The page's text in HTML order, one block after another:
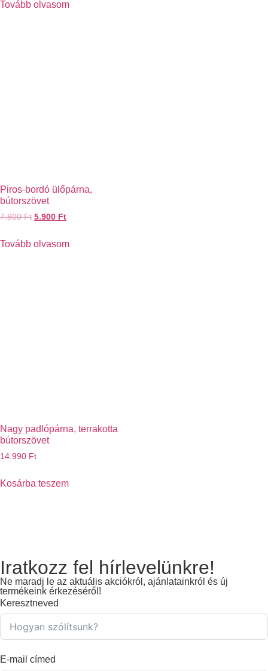
Tovább olvasom
Piros-bordó ülőpárna,
bútorszövet
7.800Ft 5.900 Ft
Tovább olvasom
Nagy padlópárna, terrakotta
bútorszövet
14.990 Ft
Kosárba teszem
Iratkozz fel hírlevelünkre!
Ne maradj le az aktuális akciókról, ajánlatainkról és új
termékeink érkezéséről!
Keresztneved
E-mail címed